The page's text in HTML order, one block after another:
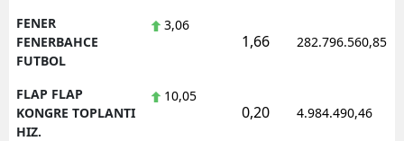
FENER
FENERBAHCE
FUTBOL
3,06
1,66 282.796.560,85
FLAP FLAP
KONGRE TOPLANTI
HIZ.
10,05
0,20 4.984.490,46